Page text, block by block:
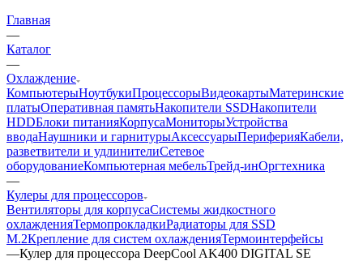
Главная
—
Каталог
—
Охлаждение
КомпьютерыНоутбукиПроцессорыВидеокартыМатеринские
платыОперативная памятьНакопители SSDНакопители
HDDБлоки питанияКорпусаМониторыУстройства
вводаНаушники и гарнитурыАксессуарыПериферияКабели,
разветвители и удлинителиСетевое
оборудованиеКомпьютерная мебельТрейд-инОргтехника
—
Кулеры для процессоров
Вентиляторы для корпусаСистемы жидкостного
охлажденияТермопрокладкиРадиаторы для SSD
M.2Крепление для систем охлажденияТермоинтерфейсы
—Кулер для процессора DeepCool AK400 DIGITAL SE